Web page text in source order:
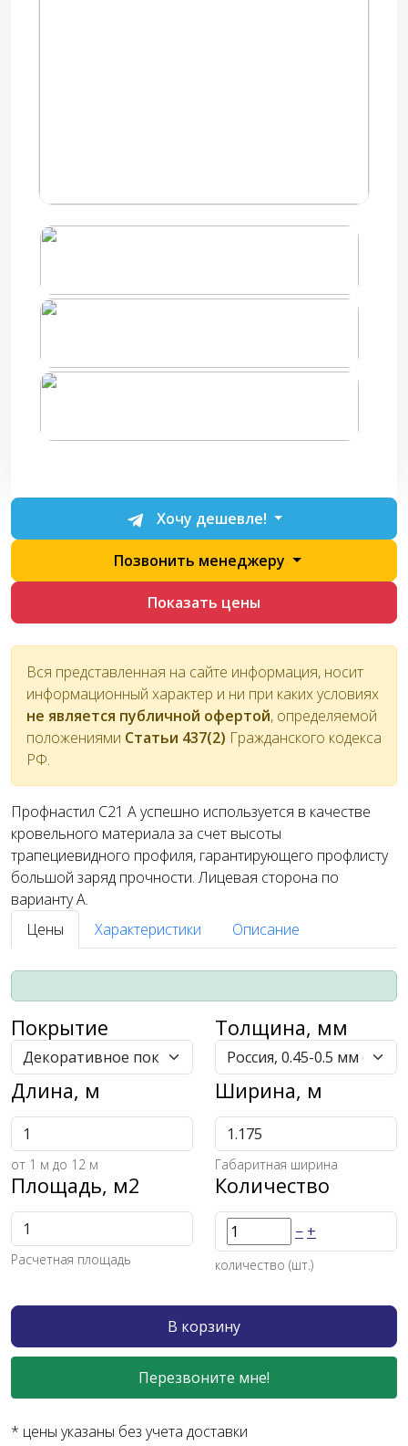
Хочу дешевле!
Позвонить менеджеру
Показать цены
Вся представленная на сайте информация, носит
информационный характер и ни при каких условиях
не является публичной офертой, определяемой
положениями Статьи 437(2) Гражданского кодекса
РФ.
Профнастил С21 A успешно используется в качестве
кровельного материала за счет высоты
трапециевидного профиля, гарантирующего профлисту
большой заряд прочности. Лицевая сторона по
варианту А.
Цены
Характеристики Описание
Покрытие Толщина, мм
Длина, м
от 1 м до 12 м
Ширина, м
Габаритная ширина
Площадь, м2
Расчетная площадь
Количество
− +
количество (шт.)
В корзину
Перезвоните мне!
* цены указаны без учета доставки